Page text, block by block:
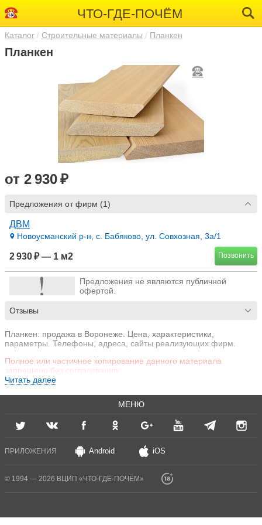
ЧТО-ГДЕ-ПОЧЁМ
Каталог Строительные материалы Планкен
Планкен
от 2 930 ₽
Предложения от фирм (1)
ДВМ
Новоусманский р-н, с. Бабяково, ул. Совхозная, 3а/1
2 930 ₽ — 1 м2 Позвонить
Предложения не являются публичной
офертой.
Отзывы
Планкен: продажа в Воронеже. Цена, характеристики,
параметры. Телефоны, адреса, сайты реализующих фирм.
Полное или частичное копирование данного материала
запрещено без согласования.
Читать далее
МЕНЮ
ПРИЛОЖЕНИЯ Android iOS
© 1994 — 2026 ВЦИП «ЧТО-ГДЕ-ПОЧЁМ»